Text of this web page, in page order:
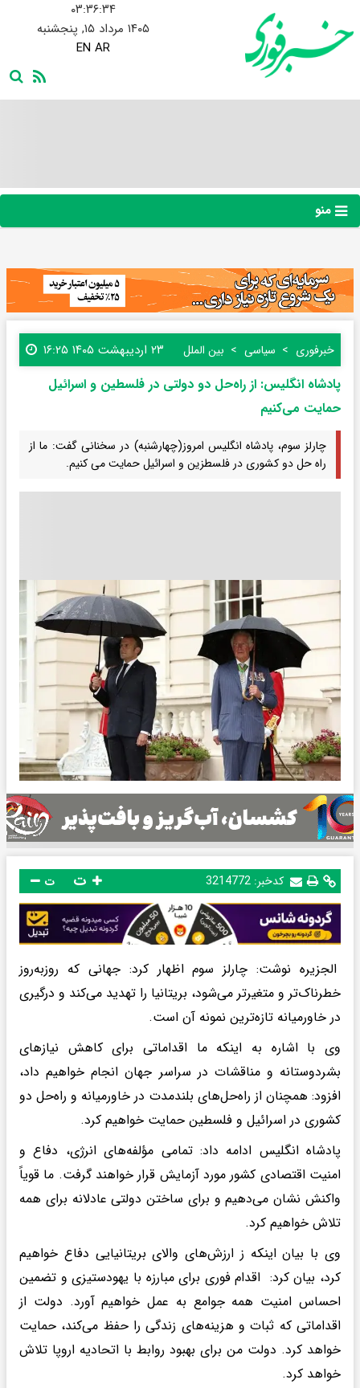
۰۳:۳۶:۳۵
۱۴۰۵ مرداد ۱۵, پنجشنبه
EN AR
منو
خبرفوری سیاسی بین الملل ۲۳ اردیبهشت ۱۴۰۵ ۱۶:۲۵
پادشاه انگلیس: از راه‌حل دو دولتی در فلسطین و اسرائیل
حمایت می‌کنیم
چارلز سوم، پادشاه انگلیس امروز(چهارشنبه) در سخنانی گفت: ما از
راه حل دو کشوری در فلسطزین و اسرائیل حمایت می کنیم.
کدخبر: 3214772 ت
الجزیره نوشت: چارلز سوم اظهار کرد: جهانی که روزبه‌روز
خطرناک‌تر و متغیرتر می‌شود، بریتانیا را تهدید می‌کند و درگیری
در خاورمیانه تازه‌ترین نمونه آن است.
وی با اشاره به اینکه ما اقداماتی برای کاهش نیازهای
بشردوستانه و مناقشات در سراسر جهان انجام خواهیم داد،
افزود: همچنان از راه‌حل‌های بلندمدت در خاورمیانه و راه‌حل دو
کشوری در اسرائیل و فلسطین حمایت خواهیم کرد.
پادشاه انگلیس ادامه داد: تمامی مؤلفه‌های انرژی، دفاع و
امنیت اقتصادی کشور مورد آزمایش قرار خواهند گرفت. ما قویاً
واکنش نشان می‌دهیم و برای ساختن دولتی عادلانه برای همه
تلاش خواهیم کرد.
وی با بیان اینکه ز ارزش‌های والای بریتانیایی دفاع خواهیم
کرد، بیان کرد: اقدام فوری برای مبارزه با یهودستیزی و تضمین
احساس امنیت همه جوامع به عمل خواهیم آورد. دولت از
اقداماتی که ثبات و هزینه‌های زندگی را حفظ می‌کند، حمایت
خواهد کرد. دولت من برای بهبود روابط با اتحادیه اروپا تلاش
خواهد کرد.